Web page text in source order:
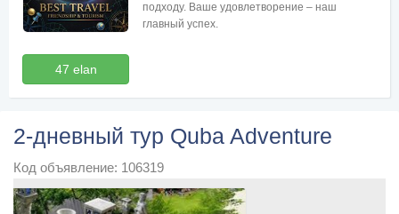
47 elan
подходу. Ваше удовлетворение – наш
главный успех.
2-дневный тур Quba Adventure
Код объявление: 106319